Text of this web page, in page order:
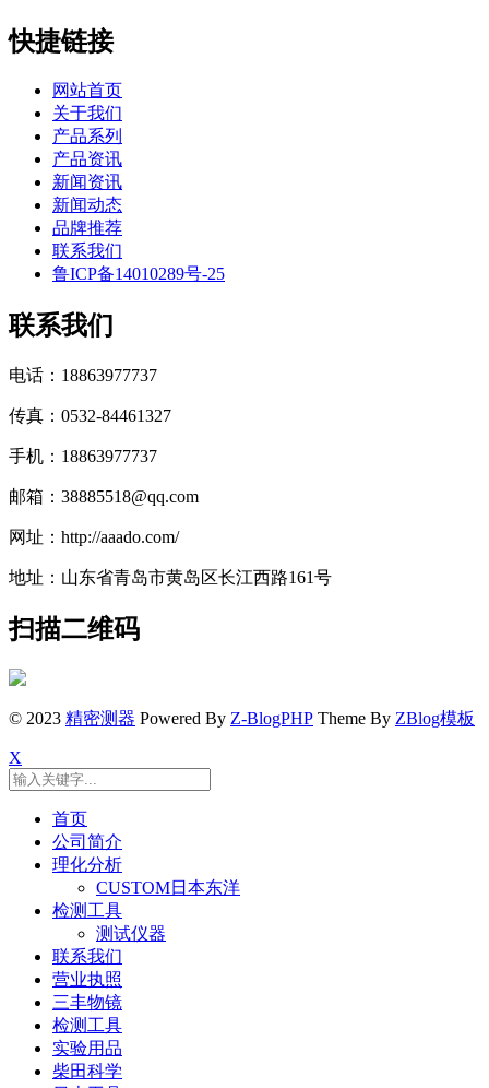
快捷链接
网站首页
关于我们
产品系列
产品资讯
新闻资讯
新闻动态
品牌推荐
联系我们
鲁ICP备14010289号-25
联系我们
电话：18863977737
传真：0532-84461327
手机：18863977737
邮箱：38885518@qq.com
网址：http://aaado.com/
地址：山东省青岛市黄岛区长江西路161号
扫描二维码
© 2023 精密测器 Powered By Z-BlogPHP Theme By ZBlog模板
X
首页
公司简介
理化分析
CUSTOM日本东洋
检测工具
测试仪器
联系我们
营业执照
三丰物镜
检测工具
实验用品
柴田科学